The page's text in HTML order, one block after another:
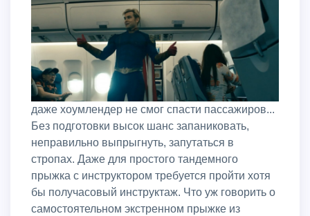
даже хоумлендер не смог спасти пассажиров...
Без подготовки высок шанс запаниковать,
неправильно выпрыгнуть, запутаться в
стропах. Даже для простого тандемного
прыжка с инструктором требуется пройти хотя
бы получасовый инструктаж. Что уж говорить о
самостоятельном экстренном прыжке из